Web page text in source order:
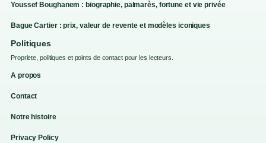
Youssef Boughanem : biographie, palmarès, fortune et vie privée
Bague Cartier : prix, valeur de revente et modèles iconiques
Politiques
Propriete, politiques et points de contact pour les lecteurs.
A propos
Contact
Notre histoire
Privacy Policy